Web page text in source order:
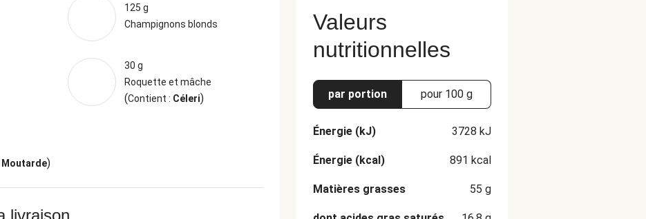
125 g
Champignons blonds
30 g
Roquette et mâche
(Contient : Céleri)
)
livraison
Valeurs
nutritionnelles
par portion pour 100 g
Énergie (kJ) 3728 kJ
Énergie (kcal) 891 kcal
Matières grasses 55 g